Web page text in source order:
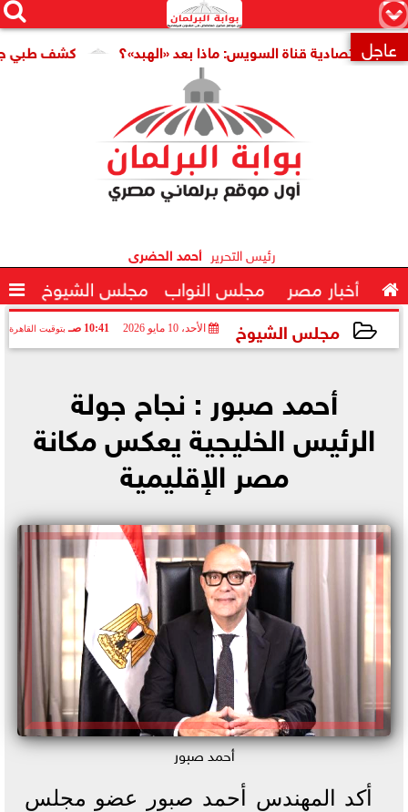
×


 عاجل كشف طبي جديد قناة السويس: ماذا بعد «الهبد»؟
رئيس التحرير أحمد الحضرى
 أخبار مصر مجلس النواب مجلس الشيوخ 
مجلس الشيوخ الأحد، 10 مايو 2026 10:41 صـ بتوقيت القاهرة
أحمد صبور : نجاح جولة
الرئيس الخليجية يعكس مكانة
مصر الإقليمية
أحمد صبور
أكد المهندس أحمد صبور عضو مجلس